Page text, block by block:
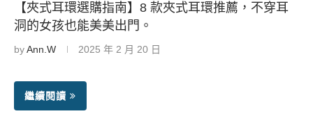
【夾式耳環選購指南】8 款夾式耳環推薦，不穿耳
洞的女孩也能美美出門。
byAnn.W 2025 年 2 月 20 日
繼續閱讀